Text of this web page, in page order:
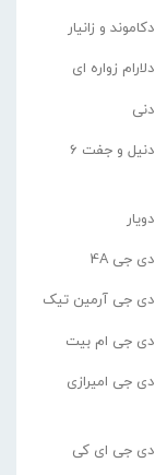
دکاموند و زانیار
دلارام زواره ای
دنی
دنیل و جفت 6
دویار
دی جی 4A
دی جی آرمین تیک
دی جی ام بیت
دی جی امیرازی
دی جی ای کی